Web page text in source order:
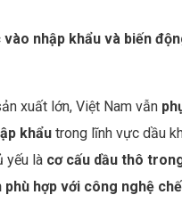
vào nhập khẩu và biến
xuất lớn, Việt Nam vẫn
khẩu trong lĩnh vực dầu
yếu là cơ cấu dầu thô
hợp với công nghệ